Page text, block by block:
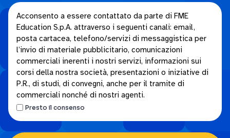
visione
dell’Informativa
privacy.
*
Acconsento
a
essere
contattato
da
parte
FME
Acconsento a essere contattato da parte di FME
Education S.p.A. attraverso i seguenti canali: email,
posta cartacea, telefono/servizi di messaggistica per
l’invio di materiale pubblicitario, comunicazioni
commerciali inerenti i nostri servizi, informazioni sui
corsi della nostra società, presentazioni o iniziative di
P.R., di studi, di convegni, anche per il tramite di
commerciali nonché di nostri agenti.
Presto il consenso